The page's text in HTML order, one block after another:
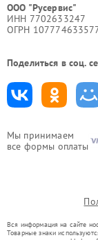
Мы принимаем
все формы оплаты
ООО "Русервис"
ИНН 7702633247
ОГРН
Поделиться в соц.
Вся информация на сайте
Товарные знаки